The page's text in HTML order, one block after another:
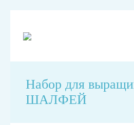
Набор для
ШАЛФЕЙ